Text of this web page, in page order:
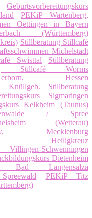
Geburtsvorbereitungskurs
PEKiP Wartenberg,
Oettingen in Bayern
(Württemberg)
Stillberatung Stillcafé
Michelstadt
Swisttal
Stillberatung
Stillcafé Worms
Herborn, Hessen
Knüllgeb.
Stillberatung
Sigmaringen
Kelkheim (Taunus)
/ Spree
(Wetterau)
Mecklenburg
Heiligkreuz
Schwenningen
Dietenheim
Bad Langensalza
PEKiP Titz